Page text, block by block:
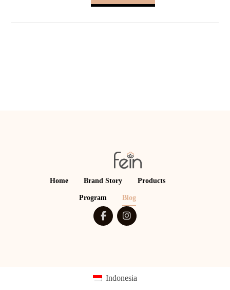
Home Brand Story Products
Program Blog
Indonesia